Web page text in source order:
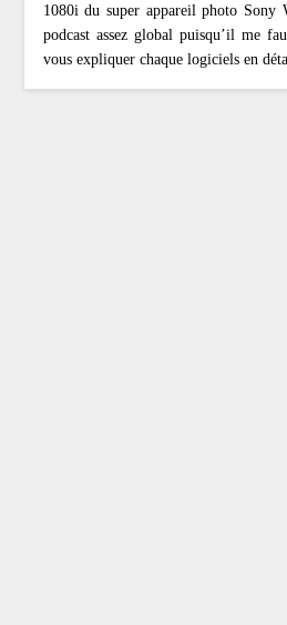
1080i du super appareil photo Sony
podcast assez global puisqu’il me
vous expliquer chaque logiciels en